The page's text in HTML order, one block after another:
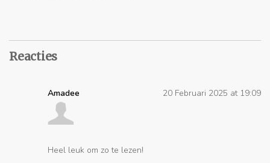
Reacties
Amadee 20 Februari 2025 at 19:09
Heel leuk om zo te lezen!